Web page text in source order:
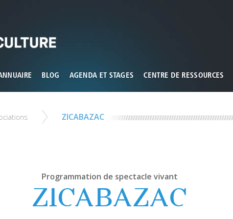
BLOG AGENDA ET STAGES CENTRE DE RESSOURCES
ZICABAZAC
Programmation de spectacle vivant
ZICABAZAC